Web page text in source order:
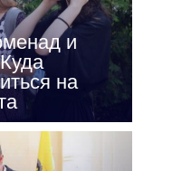
и
на